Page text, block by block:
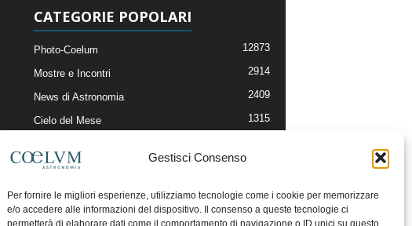
Gestisci Consenso
Per fornire le migliori esperienze, utilizziamo tecnologie come i cookie per memorizzare
e/o accedere alle informazioni del dispositivo. Il consenso a queste tecnologie ci
permetterà di elaborare dati come il comportamento di navigazione o ID unici su questo
CATEGORIE POPOLARI
Photo-Coelum 12873
Mostre e Incontri 2914
News di Astronomia 2409
Cielo del Mese 1315
Articoli e Risorse On-Line
Il Blog della Redazione